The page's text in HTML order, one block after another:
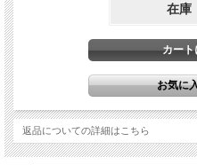
在庫
返品についての詳細はこちら